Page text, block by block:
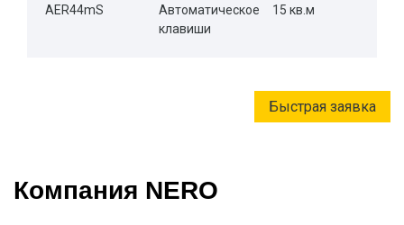
AER44mS
Автоматическое
клавиши
15 кв.м
Быстрая заявка
Компания NERO